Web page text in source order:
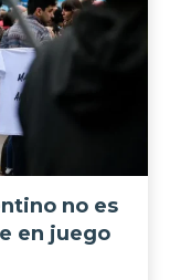
no es
en juego